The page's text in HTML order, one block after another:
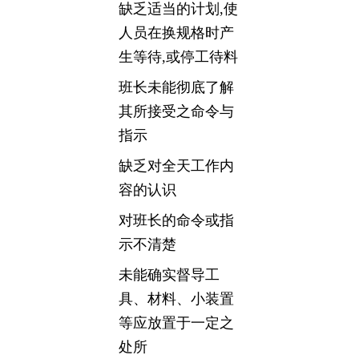
缺乏适当的计划,使
人员在换规格时产
生等待,或停工待料
班长未能彻底了解
其所接受之命令与
指示
缺乏对全天工作内
容的认识
对班长的命令或指
示不清楚
未能确实督导工
具、材料、小装置
等应放置于一定之
处所